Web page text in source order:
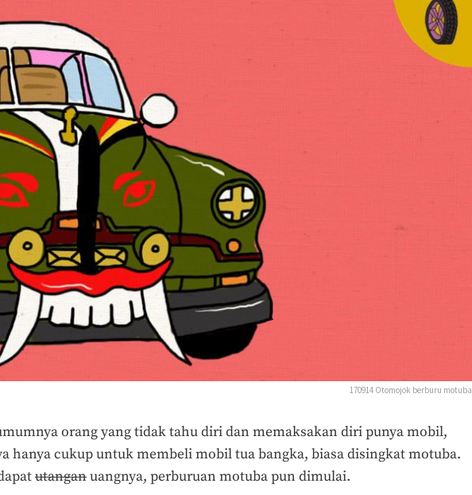
170914 Otomojok berburu motuba
orang yang tidak tahu diri dan memaksakan diri punya mobil,
hanya cukup untuk membeli mobil tua bangka, biasa disingkat motuba.
utanganuangnya, perburuan motuba pun dimulai.